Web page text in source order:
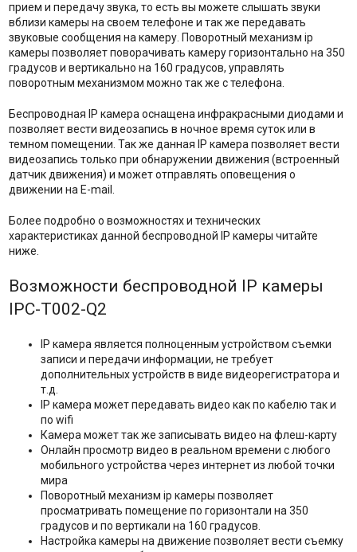
прием и передачу звука, то есть вы можете слышать звуки
вблизи камеры на своем телефоне и так же передавать
звуковые сообщения на камеру. Поворотный механизм ip
камеры позволяет поворачивать камеру горизонтально на 350
градусов и вертикально на 160 градусов, управлять
поворотным механизмом можно так же с телефона.
Беспроводная IP камера оснащена инфракрасными диодами и
позволяет вести видеозапись в ночное время суток или в
темном помещении. Так же данная IP камера позволяет вести
видеозапись только при обнаружении движения (встроенный
датчик движения) и может отправлять оповещения о
движении на E-mail.
Более подробно о возможностях и технических
характеристиках данной беспроводной IP камеры читайте
ниже.
Возможности беспроводной IP камеры
IPC-T002-Q2
IP камера является полноценным устройством съемки
записи и передачи информации, не требует
дополнительных устройств в виде видеорегистратора и
т.д.
IP камера может передавать видео как по кабелю так и
по wifi
Камера может так же записывать видео на флеш-карту
Онлайн просмотр видео в реальном времени с любого
мобильного устройства через интернет из любой точки
мира
Поворотный механизм ip камеры позволяет
просматривать помещение по горизонтали на 350
градусов и по вертикали на 160 градусов.
Настройка камеры на движение позволяет вести съемку